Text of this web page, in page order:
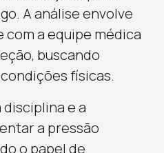
A análise envolve
a equipe médica
buscando
físicas.
e a
a pressão
o papel de